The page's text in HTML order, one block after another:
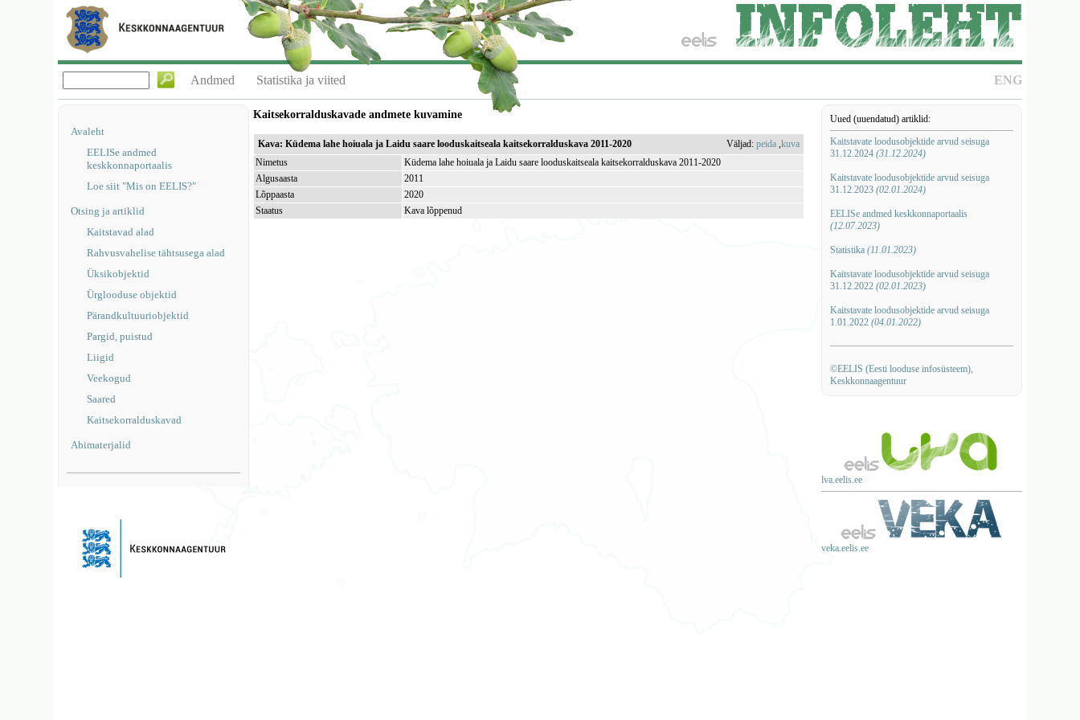
ENG
Andmed Statistika ja viited
Avaleht
EELISe andmed
keskkonnaportaalis
Loe siit "Mis on EELIS?"
Otsing ja artiklid
Kaitstavad alad
Rahvusvahelise tähtsusega alad
Üksikobjektid
Ürglooduse objektid
Pärandkultuuriobjektid
Pargid, puistud
Liigid
Veekogud
Saared
Kaitsekorralduskavad
Abimaterjalid
Uued (uuendatud) artiklid:
Kaitstavate loodusobjektide arvud seisuga
31.12.2024 (31.12.2024)
Kaitstavate loodusobjektide arvud seisuga
31.12.2023 (02.01.2024)
EELISe andmed keskkonnaportaalis
(12.07.2023)
Statistika (11.01.2023)
Kaitstavate loodusobjektide arvud seisuga
31.12.2022 (02.01.2023)
Kaitstavate loodusobjektide arvud seisuga
1.01.2022 (04.01.2022)
©EELIS (Eesti looduse infosüsteem),
Keskkonnaagentuur
lva.eelis.ee
veka.eelis.ee
Kaitsekorralduskavade andmete kuvamine
Kava: Küdema lahe hoiuala ja Laidu saare looduskaitseala kaitsekorralduskava 2011-2020 Väljad:peida ,kuva
Nimetus
Küdema lahe hoiuala ja Laidu saare looduskaitseala kaitsekorralduskava 2011-2020
Algusaasta
2011
Lõppaasta
2020
Staatus
Kava lõppenud